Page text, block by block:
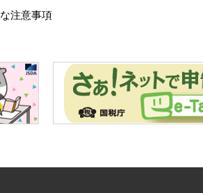
注意事項